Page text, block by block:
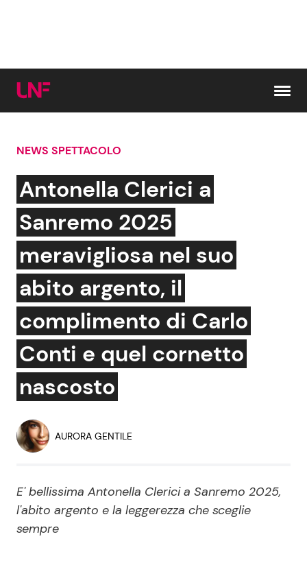
Cerca:
News e Cronaca
Attualità Italiana
Dal Mondo
Economia
Persone Scomparse
Politica
Gossip e TV
Bellezze VIP
Coppie VIP
Fiction e Serie TV
Programmi TV
ShowBiz
News Cinema
Social News
News dal mondo
NEWS SPETTACOLO
Antonella Clerici a
Sanremo 2025
meravigliosa nel suo
abito argento, il
complimento di Carlo
Conti e quel cornetto
nascosto
AURORA GENTILE
E' bellissima Antonella Clerici a Sanremo 2025,
l'abito argento e la leggerezza che sceglie
sempre